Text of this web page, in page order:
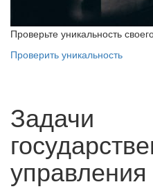
Проверьте уникальность
Проверить уникальность
Задачи